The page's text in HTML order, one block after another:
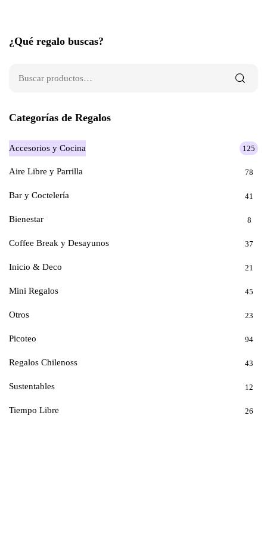
¿Qué regalo buscas?
Categorías de Regalos
Accesorios y Cocina 125
Aire Libre y Parrilla 78
Bar y Coctelería 41
Bienestar 8
Coffee Break y Desayunos 37
Inicio & Deco 21
Mini Regalos 45
Otros 23
Picoteo 94
Regalos Chilenoss 43
Sustentables 12
Tiempo Libre 26